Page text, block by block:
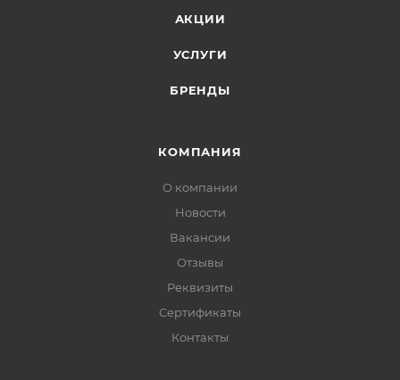
АКЦИИ
УСЛУГИ
БРЕНДЫ
КОМПАНИЯ
О компании
Новости
Вакансии
Отзывы
Реквизиты
Сертификаты
Контакты